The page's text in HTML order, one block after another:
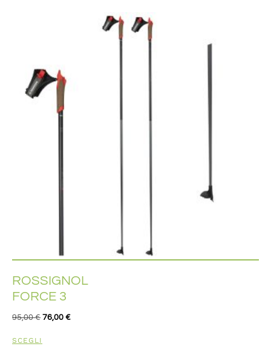
ROSSIGNOL
FORCE 3
95,00€ 76,00 €
SCEGLI